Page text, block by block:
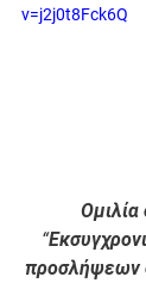
v=j2j0t8Fck6Q
Ομιλία
προσλήψεων